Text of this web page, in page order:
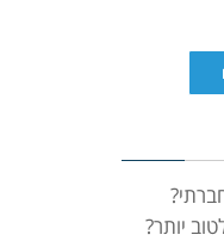
יותר?